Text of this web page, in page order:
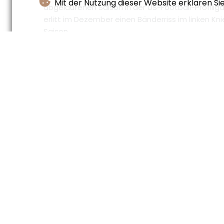
Mit der Nutzung dieser Website erklären
abgelaufenen Saison in der US-Football-
erlitt im Dezember einen Bänderriss im linken